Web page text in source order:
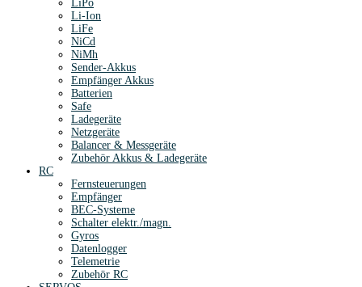
LiPo
Li-Ion
LiFe
NiCd
NiMh
Sender-Akkus
Empfänger Akkus
Batterien
Safe
Ladegeräte
Netzgeräte
Balancer & Messgeräte
Zubehör Akkus & Ladegeräte
RC
Fernsteuerungen
Empfänger
BEC-Systeme
Schalter elektr./magn.
Gyros
Datenlogger
Telemetrie
Zubehör RC